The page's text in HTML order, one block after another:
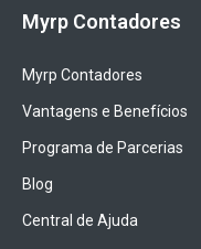
Myrp Contadores
Myrp Contadores
Vantagens e Benefícios
Programa de Parcerias
Blog
Central de Ajuda